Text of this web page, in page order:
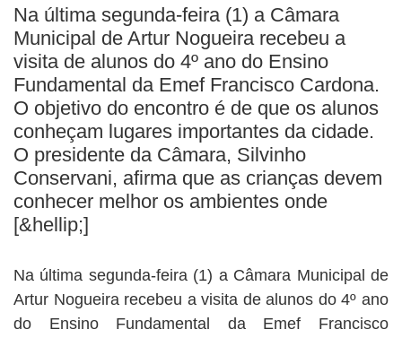
ANUNCIE
BUSCAR
Na última segunda-feira (1) a Câmara
Municipal de Artur Nogueira recebeu a
visita de alunos do 4º ano do Ensino
Fundamental da Emef Francisco Cardona.
O objetivo do encontro é de que os alunos
conheçam lugares importantes da cidade.
O presidente da Câmara, Silvinho
Conservani, afirma que as crianças devem
conhecer melhor os ambientes onde
[&hellip;]
Na última segunda-feira (1) a Câmara Municipal de
Artur Nogueira recebeu a visita de alunos do 4º ano
do Ensino Fundamental da Emef Francisco